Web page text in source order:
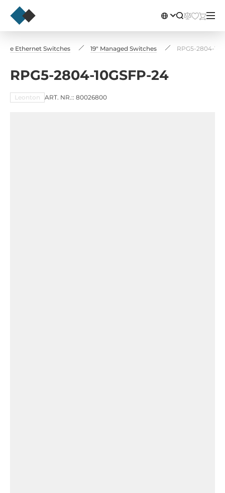
Ethernet Switches 19" Managed Switches RPG5-2804-
RPG5-2804-10GSFP-24
Leonton ART. NR.:: 80026800